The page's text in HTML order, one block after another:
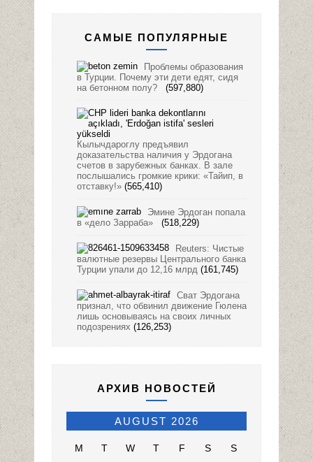
САМЫЕ ПОПУЛЯРНЫЕ
Проблемы образования
в Турции. Почему эти дети едят, сидя
на бетонном полу?
(597,880)
Кылычдароглу предъявил
доказательства наличия у Эрдогана
счетов в зарубежных банках. В зале
послышались громкие крики: «Тайип, в
отставку!» (565,410)
Эмине Эрдоган попала
в «дело Зарраба»
(518,229)
Reuters: Чистые
валютные резервы Центрального банка
Турции упали до 12,16 млрд (161,745)
Сват Эрдогана
признал, что обвинил движение Гюлена
лишь основываясь на своих личных
подозрениях (126,253)
АРХИВ НОВОСТЕЙ
AUGUST 2026
M T W T F S S